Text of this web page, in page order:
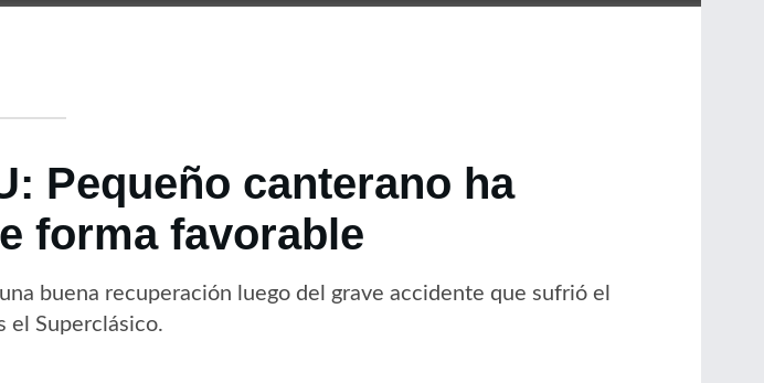
Pequeño canterano ha
forma favorable
buena recuperación luego del grave accidente que sufrió el
el Superclásico.